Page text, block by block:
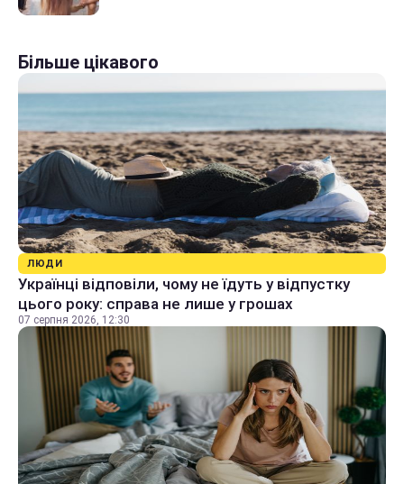
Більше цікавого
ЛЮДИ
Українці відповіли, чому не їдуть у відпустку
цього року: справа не лише у грошах
07 серпня 2026, 12:30